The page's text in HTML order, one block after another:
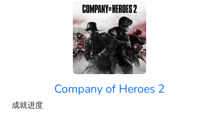
Company of Heroes 2
成就进度